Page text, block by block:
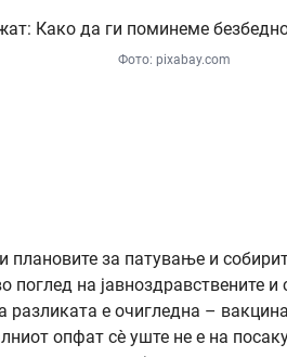
Фото: pixabay.com
плановите за патување и
поглед на јавноздравствените
разликата е очигледна –
опфат сè уште не е на